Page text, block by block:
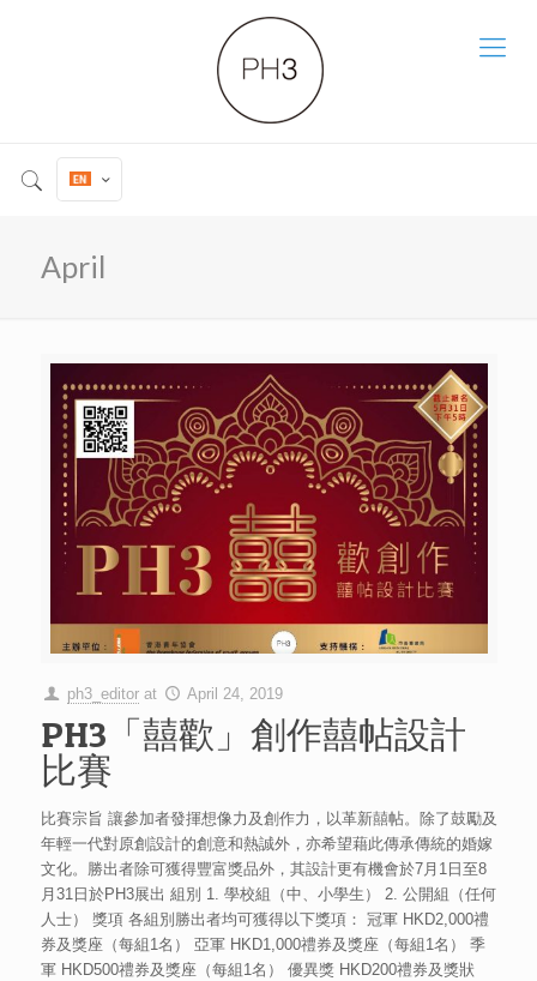
April
ph3_editor at April 24, 2019
PH3「囍歡」創作囍帖設計
比賽
比賽宗旨 讓參加者發揮想像力及創作力，以革新囍帖。除了鼓勵及
年輕一代對原創設計的創意和熱誠外，亦希望藉此傳承傳統的婚嫁
文化。勝出者除可獲得豐富獎品外，其設計更有機會於7月1日至8
月31日於PH3展出 組別 1. 學校組（中、小學生） 2. 公開組（任何
人士） 獎項 各組別勝出者均可獲得以下獎項： 冠軍 HKD2,000禮
券及獎座（每組1名） 亞軍 HKD1,000禮券及獎座（每組1名） 季
軍 HKD500禮券及獎座（每組1名） 優異獎 HKD200禮券及獎狀